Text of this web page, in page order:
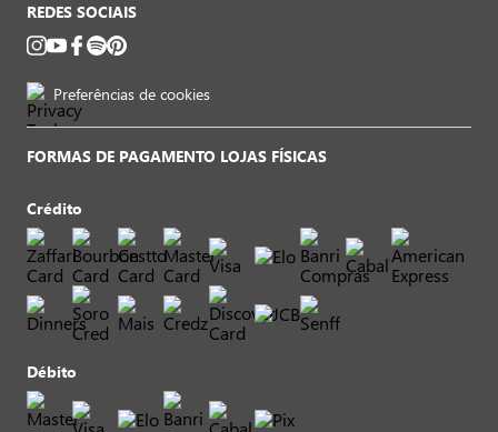
REDES SOCIAIS
Preferências de cookies
FORMAS DE PAGAMENTO LOJAS FÍSICAS
Crédito
Débito